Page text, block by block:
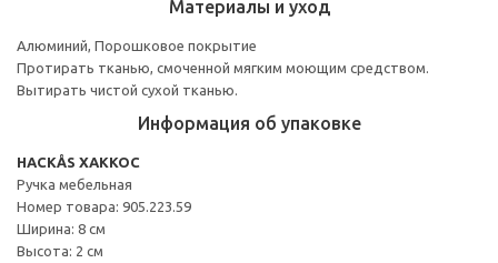
Материалы и уход
Алюминий, Порошковое покрытие
Протирать тканью, смоченной мягким моющим средством.
Вытирать чистой сухой тканью.
Информация об упаковке
HACKÅS ХАККОС
Ручка мебельная
Номер товара: 905.223.59
Ширина: 8 см
Высота: 2 см